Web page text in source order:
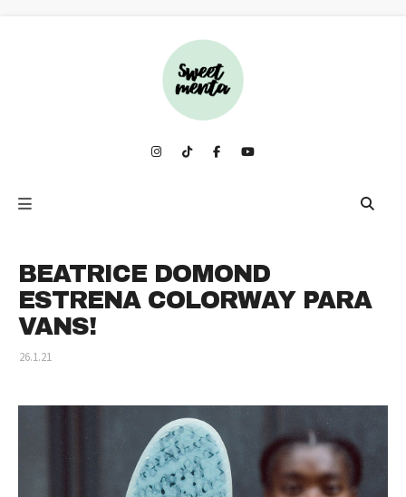
BEATRICE DOMOND
ESTRENA COLORWAY PARA
VANS!
26.1.21